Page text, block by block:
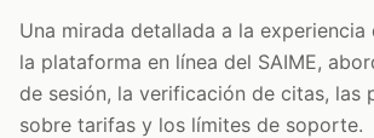
Una mirada detallada a la experiencia
la plataforma en línea del SAIME,
de sesión, la verificación de citas, las
sobre tarifas y los límites de soporte.